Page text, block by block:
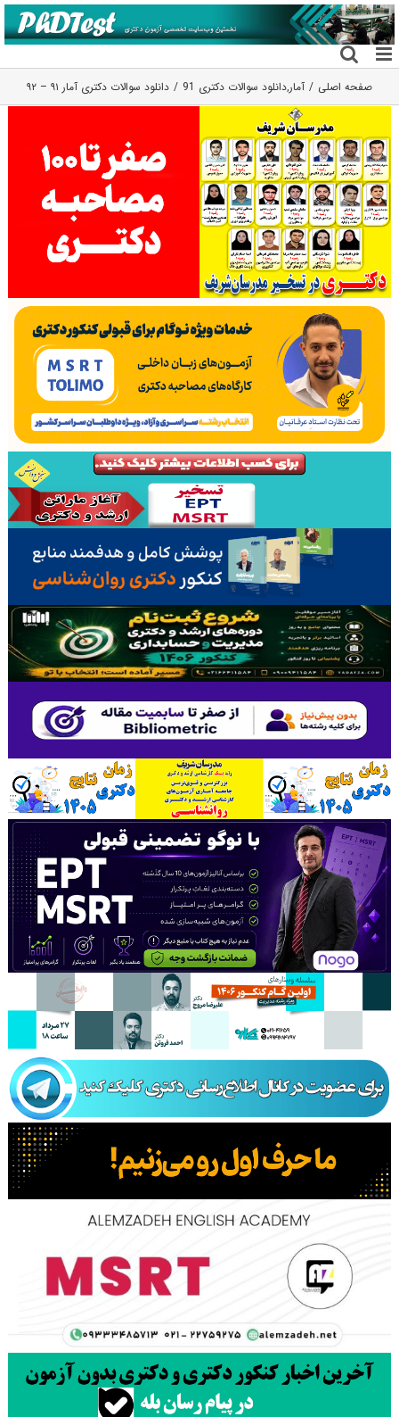
رفتن
به
محتوا
صفحه اصلی آمار,دانلود سوالات دکتری 91 دانلود سوالات دکتری آمار ۹۱ – ۹۲